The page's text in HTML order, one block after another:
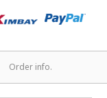
Order info.